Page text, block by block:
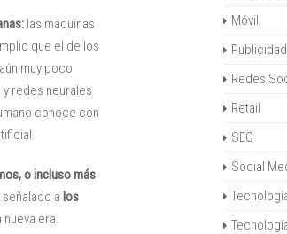
las máquinas
que el de los
muy poco
redes neurales
conoce con
o incluso más
a los
nueva era.
Móvil
Redes
Retail
SEO
Social